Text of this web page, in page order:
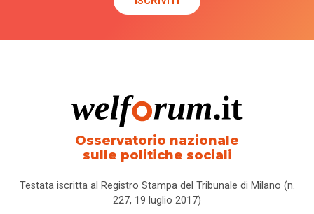
Osservatorio nazionale
sulle politiche sociali
Testata iscritta al Registro Stampa del Tribunale di Milano (n.
227, 19 luglio 2017)